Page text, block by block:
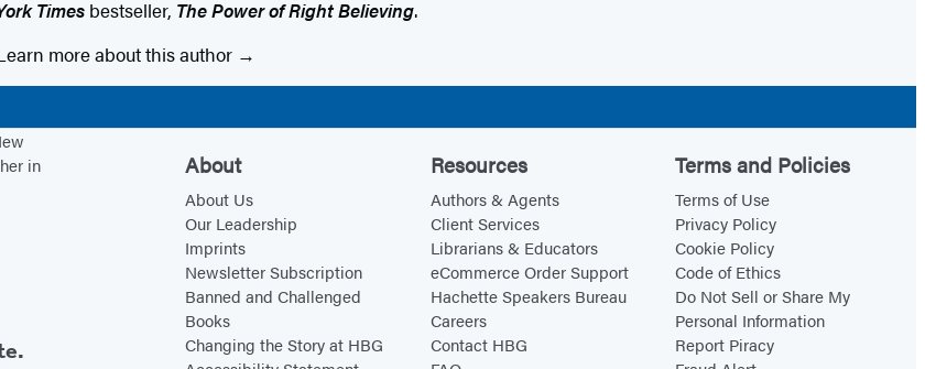
Times bestseller, The Power of Right Believing.
more about this author
in
About
About Us
Our Leadership
Imprints
Newsletter Subscription
Banned and Challenged
Books
Changing the Story at HBG
Resources
Authors & Agents
Client Services
Librarians & Educators
eCommerce Order Support
Hachette Speakers Bureau
Careers
Contact HBG
Terms and Policies
Terms of Use
Privacy Policy
Cookie Policy
Code of Ethics
Do Not Sell or Share My
Personal Information
Report Piracy